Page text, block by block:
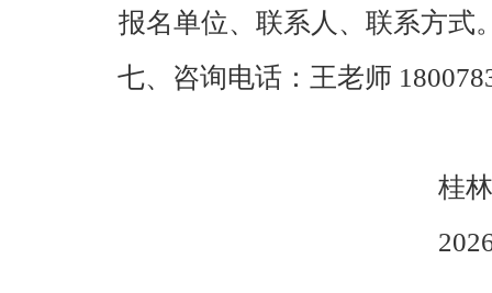
报名单位、联系人、联系方式
七、咨询电话： 王老师
桂